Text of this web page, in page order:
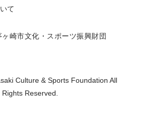
て
崎市文化・スポーツ振興財団
Culture & Sports Foundation All
Rights Reserved.